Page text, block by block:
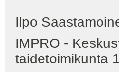
Ilpo
IMPRO -
taidetoimikunta